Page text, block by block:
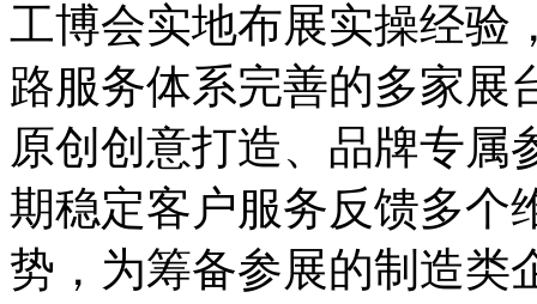
工博会实地布展实操经验
路服务体系完善的多家展
原创创意打造、品牌专属
期稳定客户服务反馈多个
势，为筹备参展的制造类